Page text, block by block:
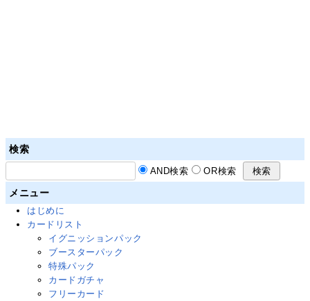
検索
AND検索 OR検索
メニュー
はじめに
カードリスト
イグニッションパック
ブースターパック
特殊パック
カードガチャ
フリーカード